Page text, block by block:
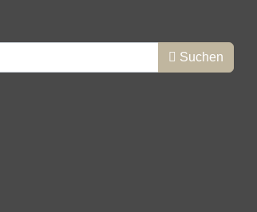
Suchen